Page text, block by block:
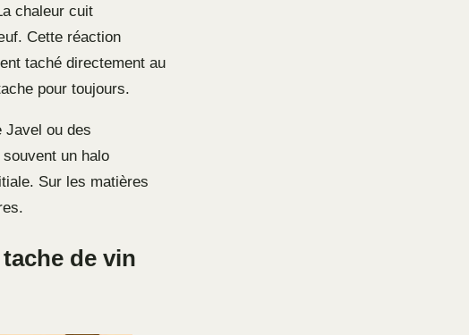
chaleur cuit
Cette réaction
taché directement au
pour toujours.
Javel ou des
un halo
Sur les matières
de vin